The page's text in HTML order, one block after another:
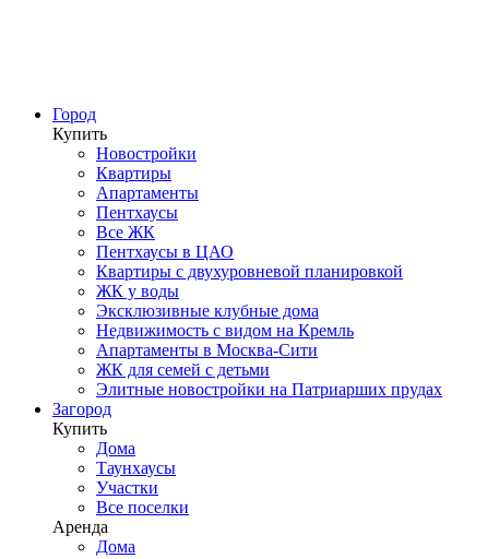
Город
Купить
Новостройки
Квартиры
Апартаменты
Пентхаусы
Все ЖК
Пентхаусы в ЦАО
Квартиры с двухуровневой планировкой
ЖК у воды
Эксклюзивные клубные дома
Недвижимость с видом на Кремль
Апартаменты в Москва-Сити
ЖК для семей с детьми
Элитные новостройки на Патриарших прудах
Загород
Купить
Дома
Таунхаусы
Участки
Все поселки
Аренда
Дома